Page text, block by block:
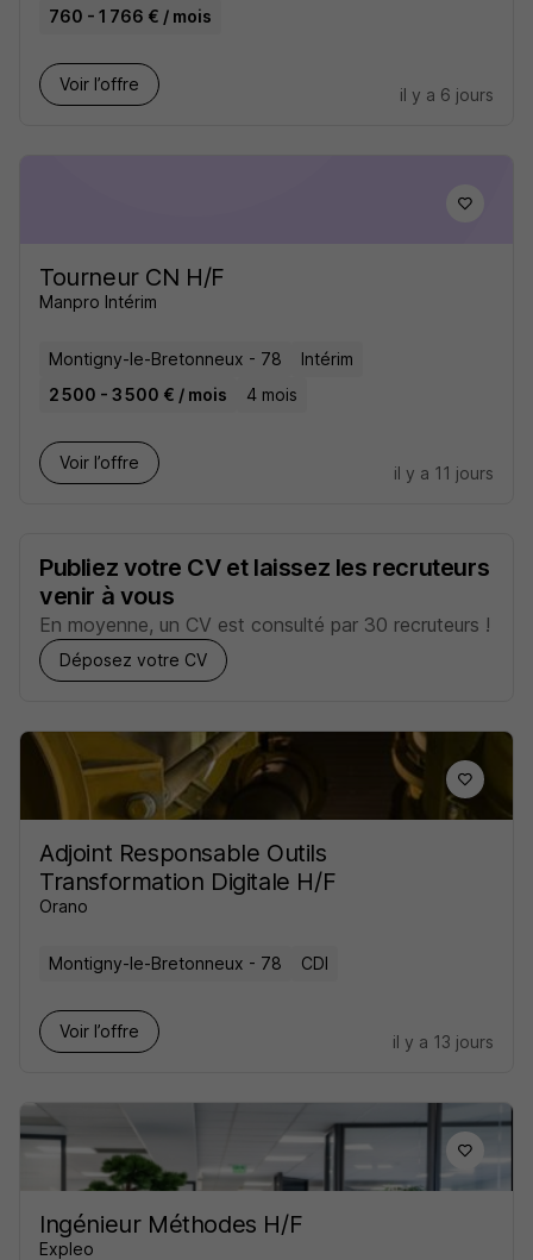
760 - 1 766 € / mois
Voir l’offre
il y a 6 jours
Tourneur CN H/F
Manpro Intérim
Montigny-le-Bretonneux - 78
Intérim
2 500 - 3 500 € / mois
4 mois
Voir l’offre
il y a 11 jours
Publiez votre CV et laissez les recruteurs
venir à vous
En moyenne, un CV est consulté par 30 recruteurs !
Déposez votre CV
Adjoint Responsable Outils
Transformation Digitale H/F
Orano
Montigny-le-Bretonneux - 78 CDI
Voir l’offre
il y a 13 jours
Ingénieur Méthodes H/F
Expleo